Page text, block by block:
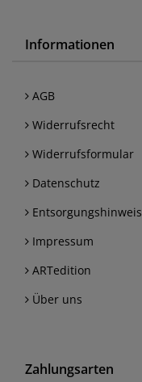
Informationen
AGB
Widerrufsrecht
Widerrufsformular
Datenschutz
Entsorgungshinweis
Impressum
ARTedition
Über uns
Zahlungsarten